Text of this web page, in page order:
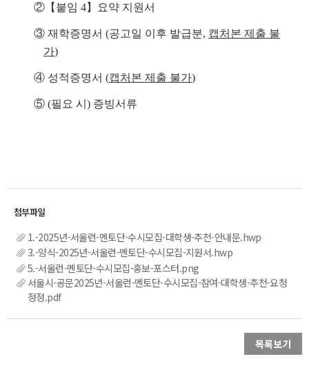
②【붙임 4】요약 지원서
③ 재학증명서 (공고일 이후 발급분, 캡처본 제출 불
가)
④ 성적증명서 (캡처본 제출 불가)
⑤ (필요 시) 증빙서류
1.-2025년-서울런-멘토단-수시모집-대학생-추천-안내문.hwp
3.-양식-2025년-서울런-멘토단-수시모집-지원서.hwp
5.-서울런-멘토단-수시모집-홍보-포스터.png
서울시-공문2025년-서울런-멘토단-수시모집-참여-대학생-추천-요청
정정.pdf
목록보기